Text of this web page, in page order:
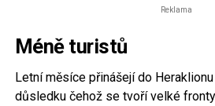
Reklama
Méně turistů
Letní měsíce přinášejí do
důsledku čehož se tvoří velké